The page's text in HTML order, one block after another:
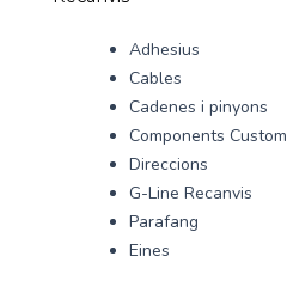
Adhesius
Cables
Cadenes i pinyons
Components Custom
Direccions
G-Line Recanvis
Parafang
Eines